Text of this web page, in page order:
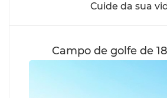
Cuide da sua
Campo de golfe de